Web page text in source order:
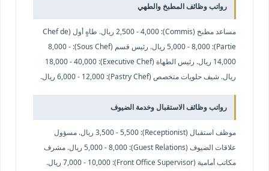
رواتب وظائف المطبخ والطهي
مساعد مطبخ (Commis): 2,500 - 4,000 ريال. طاهٍ أول (Chef de
Partie): 5,000 - 8,000 ريال. رئيس قسم (Sous Chef): 8,000 -
14,000 ريال. رئيس الطهاة (Executive Chef): 18,000 - 40,000
ريال. شيف حلويات متخصص (Pastry Chef): 6,000 - 12,000 ريال.
رواتب وظائف الاستقبال وخدمة الضيوف
موظف استقبال (Receptionist): 3,500 - 5,500 ريال. مسؤول
علاقات الضيوف (Guest Relations): 5,000 - 8,000 ريال. مشرف
مكاتب أمامية (Front Office Supervisor): 7,000 - 10,000 ريال.